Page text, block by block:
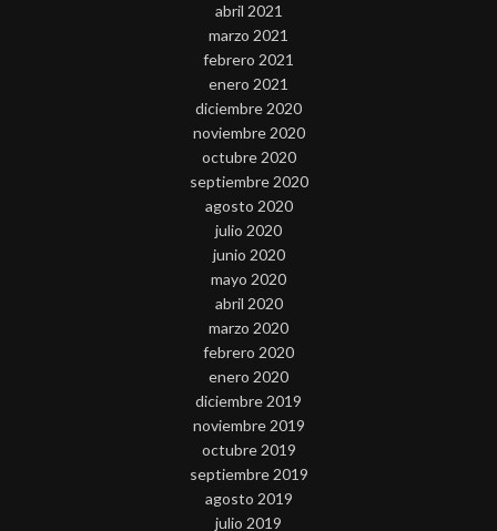
abril 2021
marzo 2021
febrero 2021
enero 2021
diciembre 2020
noviembre 2020
octubre 2020
septiembre 2020
agosto 2020
julio 2020
junio 2020
mayo 2020
abril 2020
marzo 2020
febrero 2020
enero 2020
diciembre 2019
noviembre 2019
octubre 2019
septiembre 2019
agosto 2019
julio 2019